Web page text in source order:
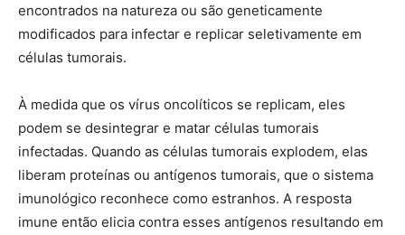
encontrados na natureza ou são geneticamente
modificados para infectar e replicar seletivamente em
células tumorais.
À medida que os vírus oncolíticos se replicam, eles
podem se desintegrar e matar células tumorais
infectadas. Quando as células tumorais explodem, elas
liberam proteínas ou antígenos tumorais, que o sistema
imunológico reconhece como estranhos. A resposta
imune então elicia contra esses antígenos resultando em